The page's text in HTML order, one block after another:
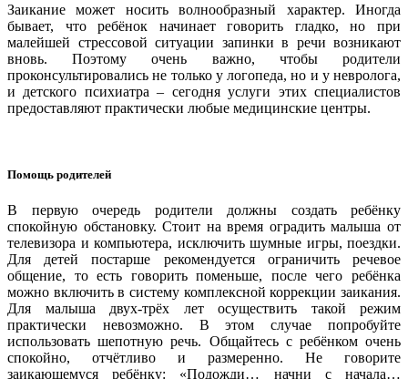
Заикание может носить волнообразный характер. Иногда
бывает, что ребёнок начинает говорить гладко, но при
малейшей стрессовой ситуации запинки в речи возникают
вновь. Поэтому очень важно, чтобы родители
проконсультировались не только у логопеда, но и у невролога,
и детского психиатра – сегодня услуги этих специалистов
предоставляют практически любые медицинские центры.
Помощь родителей
В первую очередь родители должны создать ребёнку
спокойную обстановку. Стоит на время оградить малыша от
телевизора и компьютера, исключить шумные игры, поездки.
Для детей постарше рекомендуется ограничить речевое
общение, то есть говорить поменьше, после чего ребёнка
можно включить в систему комплексной коррекции заикания.
Для малыша двух-трёх лет осуществить такой режим
практически невозможно. В этом случае попробуйте
использовать шепотную речь. Общайтесь с ребёнком очень
спокойно, отчётливо и размеренно. Не говорите
заикающемуся ребёнку: «Подожди… начни с начала…